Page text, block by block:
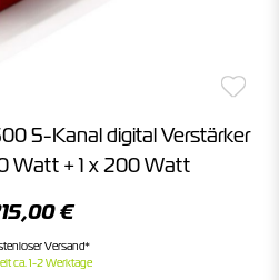
5-Kanal digital Verstärker
Watt + 1 x 200 Watt
€
ca. 1-2 Werktage